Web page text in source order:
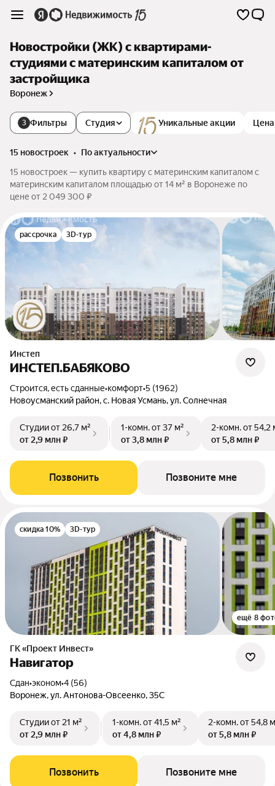
Новостройки (ЖК) с квартирами-
студиями с материнским капиталом от
застройщика
Воронеж
3 Фильтры Уникальные акции Цена
Студия
15 новостроек •
по актуальности
15 новостроек — купить квартиру с материнским капиталом с
материнским капиталом площадью от 14 м² в Воронеже по
цене от 2 049 300 ₽
рассрочка 3D-тур
Инстеп
ИНСТЕП.БАБЯКОВО
Строится, есть сданные•комфорт•5 (1962)
Новоусманский район, с. Новая Усмань, ул. Солнечная
Студииот 26,7 м²
от 2,9 млн ₽
1-комн.от 37 м²
от 3,8 млн ₽
2-комн.от 54,2
от 5,8 млн ₽
Позвонить Позвоните мне
скидка 10% 3D-тур
ещё 8
ГК «Проект Инвест»
Навигатор
Сдан•эконом•4 (56)
Воронеж, ул. Антонова-Овсеенко, 35С
Студииот 21 м²
от 2,9 млн ₽
1-комн.от 41,5 м²
от 4,8 млн ₽
2-комн.от 54,8
от 5,8 млн ₽
Позвонить Позвоните мне